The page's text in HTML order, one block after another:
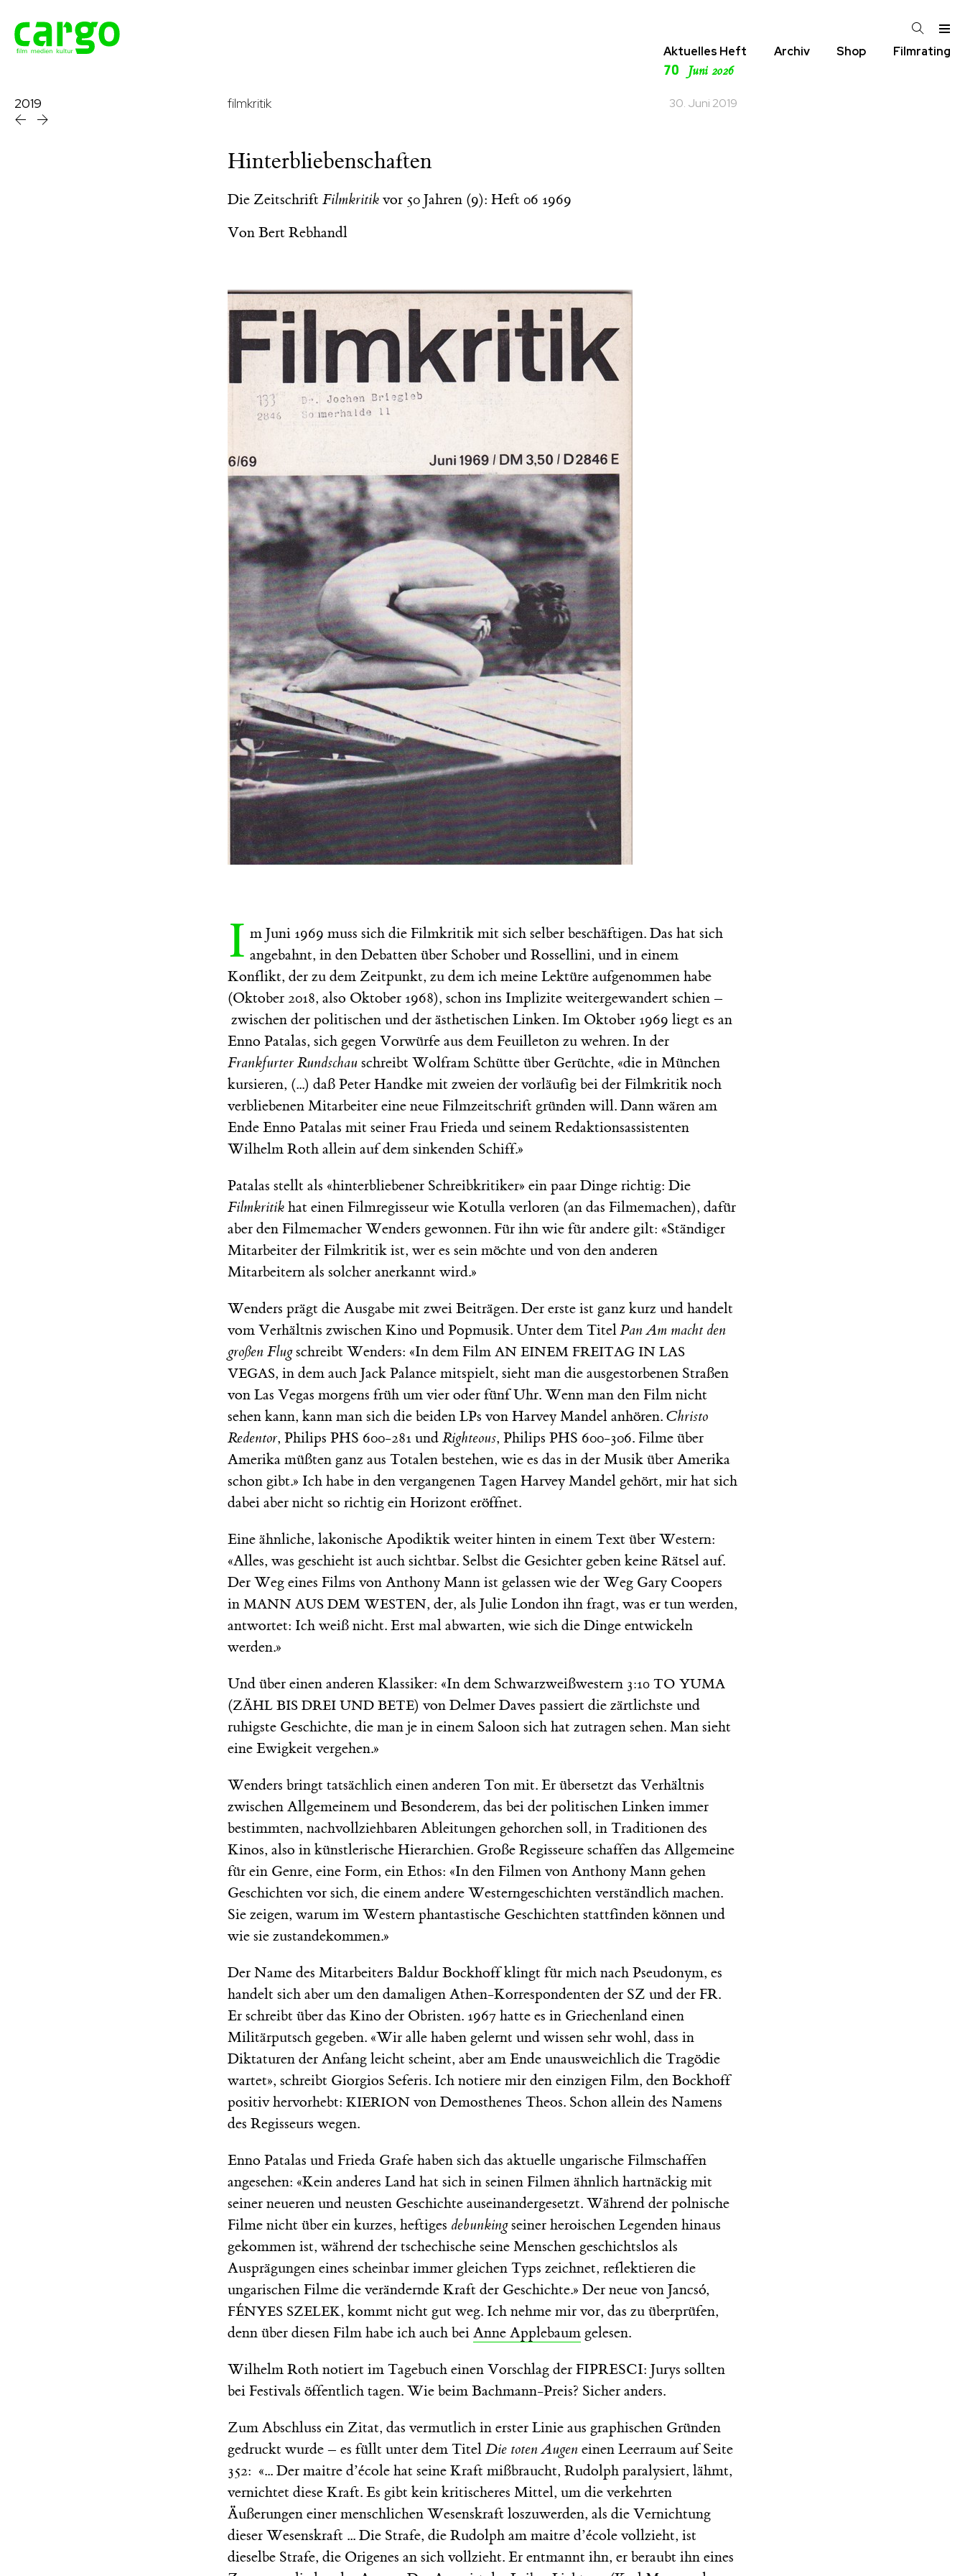
Aktuelles Heft
70 Juni 2026
Archiv Shop Filmrating
2019 filmkritik 30. Juni 2019
Hinterbliebenschaften
Die Zeitschrift Filmkritik vor 50 Jahren (9): Heft 06 1969
Von Bert Rebhandl
I m Juni 1969 muss sich die Filmkritik mit sich selber beschäftigen. Das hat sich
angebahnt, in den Debatten über Schober und Rossellini, und in einem
Konflikt, der zu dem Zeitpunkt, zu dem ich meine Lektüre aufgenommen habe
(Oktober 2018, also Oktober 1968), schon ins Implizite weitergewandert schien –
zwischen der politischen und der ästhetischen Linken. Im Oktober 1969 liegt es an
Enno Patalas, sich gegen Vorwürfe aus dem Feuilleton zu wehren. In der
Frankfurter Rundschau schreibt Wolfram Schütte über Gerüchte, «die in München
kursieren, (...) daß Peter Handke mit zweien der vorläufig bei der Filmkritik noch
verbliebenen Mitarbeiter eine neue Filmzeitschrift gründen will. Dann wären am
Ende Enno Patalas mit seiner Frau Frieda und seinem Redaktionsassistenten
Wilhelm Roth allein auf dem sinkenden Schiff.»
Patalas stellt als «hinterbliebener Schreibkritiker» ein paar Dinge richtig: Die
Filmkritik hat einen Filmregisseur wie Kotulla verloren (an das Filmemachen), dafür
aber den Filmemacher Wenders gewonnen. Für ihn wie für andere gilt: «Ständiger
Mitarbeiter der Filmkritik ist, wer es sein möchte und von den anderen
Mitarbeitern als solcher anerkannt wird.»
Wenders prägt die Ausgabe mit zwei Beiträgen. Der erste ist ganz kurz und handelt
vom Verhältnis zwischen Kino und Popmusik. Unter dem TitelPan Am macht den
großen Flugschreibt Wenders: «In dem Film AN EINEM FREITAG IN LAS
VEGAS, in dem auch Jack Palance mitspielt, sieht man die ausgestorbenen Straßen
von Las Vegas morgens früh um vier oder fünf Uhr. Wenn man den Film nicht
sehen kann, kann man sich die beiden LPs von Harvey Mandel anhören. Christo
Redentor, Philips PHS 600-281 und Righteous, Philips PHS 600-306. Filme über
Amerika müßten ganz aus Totalen bestehen, wie es das in der Musik über Amerika
schon gibt.» Ich habe in den vergangenen Tagen Harvey Mandel gehört, mir hat sich
dabei aber nicht so richtig ein Horizont eröffnet.
Eine ähnliche, lakonische Apodiktik weiter hinten in einem Text über Western:
«Alles, was geschieht ist auch sichtbar. Selbst die Gesichter geben keine Rätsel auf.
Der Weg eines Films von Anthony Mann ist gelassen wie der Weg Gary Coopers
in MANN AUS DEM WESTEN, der, als Julie London ihn fragt, was er tun werden,
antwortet: Ich weiß nicht. Erst mal abwarten, wie sich die Dinge entwickeln
werden.»
Und über einen anderen Klassiker: «In dem Schwarzweißwestern 3:10 TO YUMA
(ZÄHL BIS DREI UND BETE) von Delmer Daves passiert die zärtlichste und
ruhigste Geschichte, die man je in einem Saloon sich hat zutragen sehen. Man sieht
eine Ewigkeit vergehen.»
Wenders bringt tatsächlich einen anderen Ton mit. Er übersetzt das Verhältnis
zwischen Allgemeinem und Besonderem, das bei der politischen Linken immer
bestimmten, nachvollziehbaren Ableitungen gehorchen soll, in Traditionen des
Kinos, also in künstlerische Hierarchien. Große Regisseure schaffen das Allgemeine
für ein Genre, eine Form, ein Ethos: «In den Filmen von Anthony Mann gehen
Geschichten vor sich, die einem andere Westerngeschichten verständlich machen.
Sie zeigen, warum im Western phantastische Geschichten stattfinden können und
wie sie zustandekommen.»
Der Name des Mitarbeiters Baldur Bockhoff klingt für mich nach Pseudonym, es
handelt sich aber um den damaligen Athen-Korrespondenten der SZ und der FR.
Er schreibt über das Kino der Obristen. 1967 hatte es in Griechenland einen
Militärputsch gegeben. «Wir alle haben gelernt und wissen sehr wohl, dass in
Diktaturen der Anfang leicht scheint, aber am Ende unausweichlich die Tragödie
wartet», schreibt Giorgios Seferis. Ich notiere mir den einzigen Film, den Bockhoff
positiv hervorhebt: KIERION von Demosthenes Theos. Schon allein des Namens
des Regisseurs wegen.
Enno Patalas und Frieda Grafe haben sich das aktuelle ungarische Filmschaffen
angesehen: «Kein anderes Land hat sich in seinen Filmen ähnlich hartnäckig mit
seiner neueren und neusten Geschichte auseinandergesetzt. Während der polnische
Filme nicht über ein kurzes, heftiges debunkingseiner heroischen Legenden hinaus
gekommen ist, während der tschechische seine Menschen geschichtslos als
Ausprägungen eines scheinbar immer gleichen Typs zeichnet, reflektieren die
ungarischen Filme die verändernde Kraft der Geschichte.» Der neue von Jancsó,
FÉNYES SZELEK, kommt nicht gut weg. Ich nehme mir vor, das zu überprüfen,
denn über diesen Film habe ich auch bei Anne Applebaum gelesen.
Wilhelm Roth notiert im Tagebuch einen Vorschlag der FIPRESCI: Jurys sollten
bei Festivals öffentlich tagen. Wie beim Bachmann-Preis? Sicher anders.
Zum Abschluss ein Zitat, das vermutlich in erster Linie aus graphischen Gründen
gedruckt wurde – es füllt unter dem Titel Die toten Augen einen Leerraum auf Seite
352: «... Der maitre d’école hat seine Kraft mißbraucht, Rudolph paralysiert, lähmt,
vernichtet diese Kraft. Es gibt kein kritischeres Mittel, um die verkehrten
Äußerungen einer menschlichen Wesenskraft loszuwerden, als die Vernichtung
dieser Wesenskraft ... Die Strafe, die Rudolph am maitre d’école vollzieht, ist
dieselbe Strafe, die Origenes an sich vollzieht. Er entmannt ihn, er beraubt ihn eines